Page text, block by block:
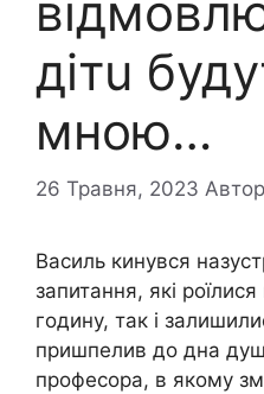
дітu
мною…
26 Травня, 2023 Автор
Василь кинувся
запитання, які
годину, так і
пришпелив до дна
професора, в якому